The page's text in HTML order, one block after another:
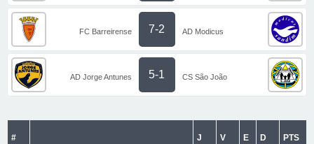
FC Barreirense 7-2 AD Modicus
AD Jorge Antunes 5-1 CS São João
# J V E D PTS